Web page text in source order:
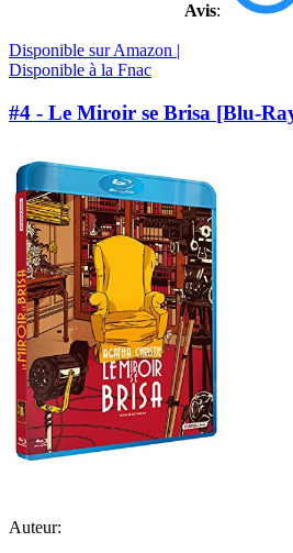
Avis:
Disponible sur Amazon |
Disponible à la Fnac
#4 - Le Miroir se Brisa [Blu-
Auteur: